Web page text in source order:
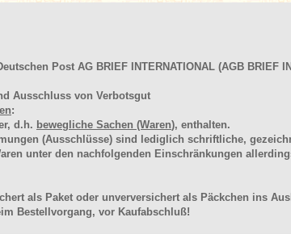
Post AG BRIEF INTERNATIONAL (AGB BRIEF
Ausschluss von Verbotsgut
:
d.h. bewegliche Sachen (Waren), enthalten.
(Ausschlüsse) sind lediglich schriftliche,
unter den nachfolgenden Einschränkungen
als Paket oder unverversichert als Päckchen ins
Bestellvorgang, vor Kaufabschluß!